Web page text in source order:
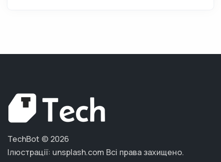
TechBot © 2026
Ілюстрації: unsplash.com Всі права захищено.